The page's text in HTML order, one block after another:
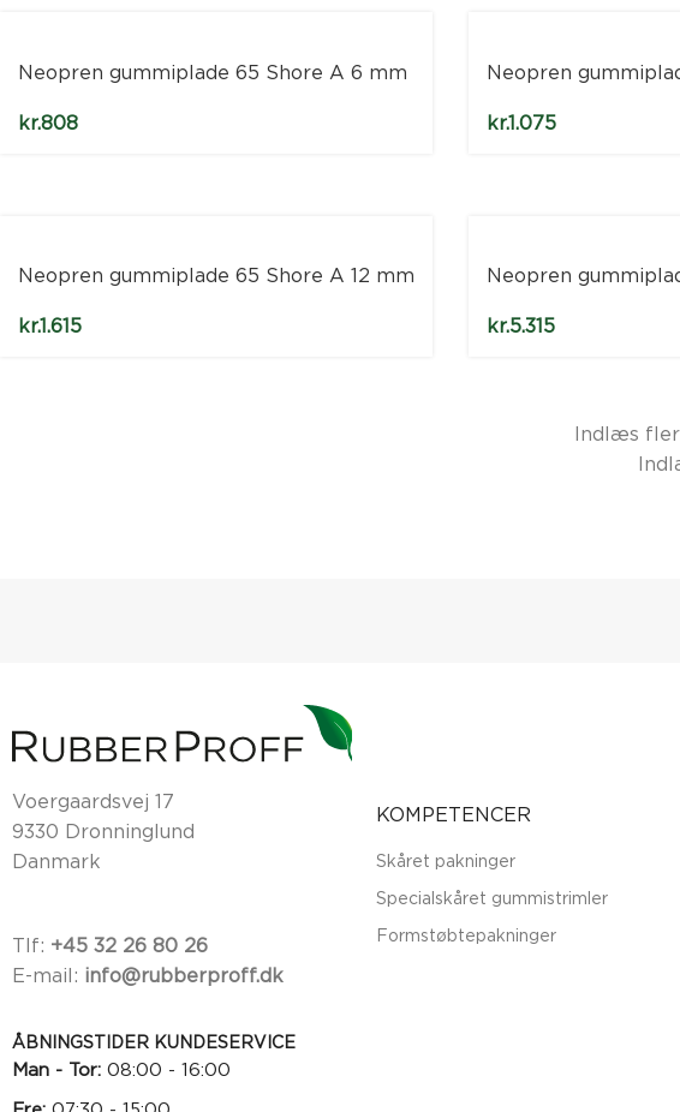
Neopren gummiplade 65 Shore A 6 mm
kr.808
Neopren
kr.1.075
Neopren gummiplade 65 Shore A 12 mm
kr.1.615
Neopren
kr.5.315
Indlæs
Voergaardsvej 17
9330 Dronninglund
Danmark
Tlf: +45 32 26 80 26
E-mail: info@rubberproff.dk
ÅBNINGSTIDER KUNDESERVICE
Man - Tor: 08:00 - 16:00
KOMPETENCER
Skåret pakninger
Specialskåret gummistrimler
Formstøbtepakninger